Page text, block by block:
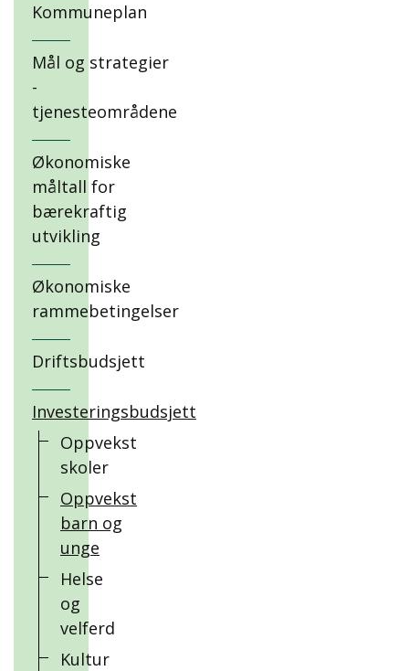
Kommuneplan
Mål og strategier
-
tjenesteområdene
Økonomiske
måltall for
bærekraftig
utvikling
Økonomiske
rammebetingelser
Driftsbudsjett
Investeringsbudsjett
Oppvekst
skoler
Oppvekst
barn og
unge
Helse
og
velferd
Kultur